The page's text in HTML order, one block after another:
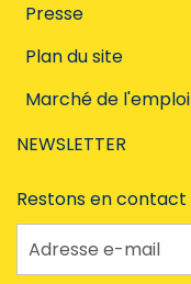
Presse
Plan du site
Marché de l'emploi
NEWSLETTER
Restons en contact
Adresse e-mail